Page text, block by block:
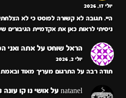
יולי 17, 2026
היי. תגובה לא קשורה לפוסט כי לא
ניסיתי לראות כאן את אקדמיית הגיבורים
הראל שוחט על אתה ואני
יולי 2, 2026
תודה רבה על התרגום מעריך מאוד
natanel על אושי נו קו עונה 3 פרק 8